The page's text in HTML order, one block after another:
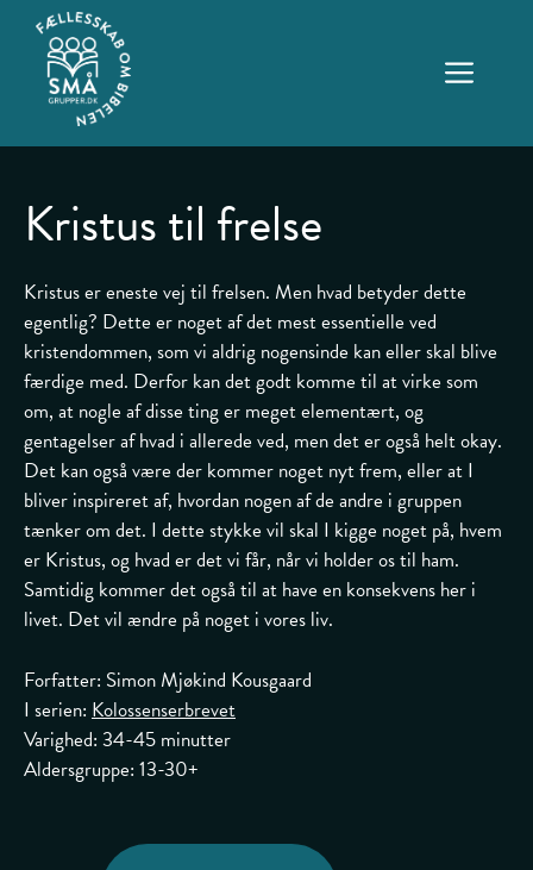
indhold
Kristus til frelse
Kristus er eneste vej til frelsen. Men hvad betyder dette
egentlig? Dette er noget af det mest essentielle ved
kristendommen, som vi aldrig nogensinde kan eller skal blive
færdige med. Derfor kan det godt komme til at virke som
om, at nogle af disse ting er meget elementært, og
gentagelser af hvad i allerede ved, men det er også helt okay.
Det kan også være der kommer noget nyt frem, eller at I
bliver inspireret af, hvordan nogen af de andre i gruppen
tænker om det. I dette stykke vil skal I kigge noget på, hvem
er Kristus, og hvad er det vi får, når vi holder os til ham.
Samtidig kommer det også til at have en konsekvens her i
livet. Det vil ændre på noget i vores liv.
Forfatter: Simon Mjøkind Kousgaard
I serien: Kolossenserbrevet
Varighed: 34-45 minutter
Aldersgruppe: 13-30+